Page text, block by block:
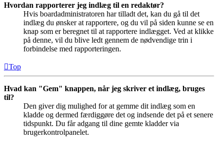
Hvordan rapporterer jeg indlæg til en redaktør?
Hvis boardadministratoren har tilladt det, kan du gå til det
indlæg du ønsker at rapportere, og du vil på siden kunne se en
knap som er beregnet til at rapportere indlægget. Ved at klikke
på denne, vil du blive ledt gennem de nødvendige trin i
forbindelse med rapporteringen.
Top
Hvad kan "Gem" knappen, når jeg skriver et indlæg, bruges
til?
Den giver dig mulighed for at gemme dit indlæg som en
kladde og dermed færdiggøre det og indsende det på et senere
tidspunkt. Du får adgang til dine gemte kladder via
brugerkontrolpanelet.